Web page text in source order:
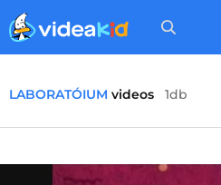
LABORATÓIUM videos 1db